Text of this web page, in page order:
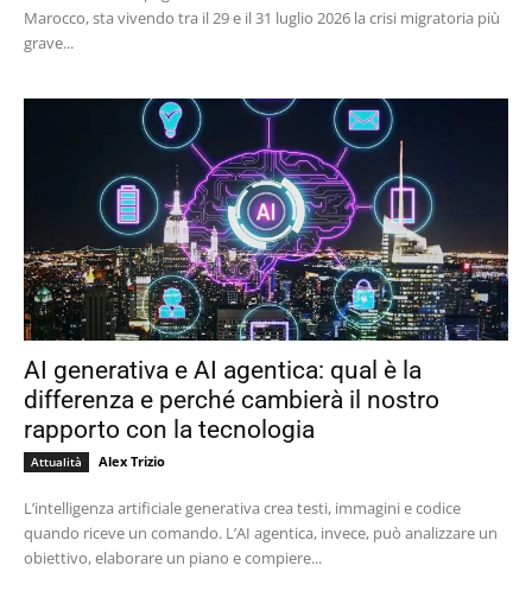
Marocco, sta vivendo tra il 29 e il 31 luglio 2026 la crisi migratoria più
grave...
AI generativa e AI agentica: qual è la
differenza e perché cambierà il nostro
rapporto con la tecnologia
Attualità Alex Trizio
L’intelligenza artificiale generativa crea testi, immagini e codice
quando riceve un comando. L’AI agentica, invece, può analizzare un
obiettivo, elaborare un piano e compiere...